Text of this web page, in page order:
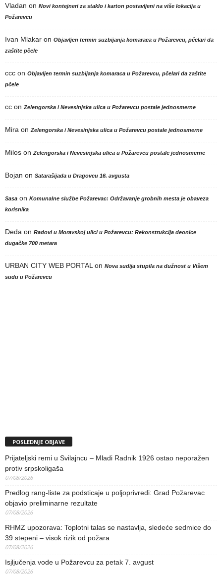
Vladan on Novi kontejneri za staklo i karton postavljeni na više lokacija u
Požarevcu
Ivan Mlakar on Objavljen termin suzbijanja komaraca u Požarevcu, pčelari da
zaštite pčele
ccc on Objavljen termin suzbijanja komaraca u Požarevcu, pčelari da zaštite
pčele
cc on Zelengorska i Nevesinjska ulica u Požarevcu postale jednosmerne
Mira on Zelengorska i Nevesinjska ulica u Požarevcu postale jednosmerne
Milos on Zelengorska i Nevesinjska ulica u Požarevcu postale jednosmerne
Bojan on Satarašijada u Dragovcu 16. avgusta
Sasa on Komunalne službe Požarevac: Održavanje grobnih mesta je obaveza
korisnika
Deda on Radovi u Moravskoj ulici u Požarevcu: Rekonstrukcija deonice
dugačke 700 metara
URBAN CITY WEB PORTAL on Nova sudija stupila na dužnost u Višem
sudu u Požarevcu
POSLEDNJE OBJAVE
Prijateljski remi u Svilajncu – Mladi Radnik 1926 ostao neporažen
protiv srpskoligaša
07/08/2026
Predlog rang-liste za podsticaje u poljoprivredi: Grad Požarevac
objavio preliminarne rezultate
07/08/2026
RHMZ upozorava: Toplotni talas se nastavlja, sledeće sedmice do
39 stepeni – visok rizik od požara
07/08/2026
Isjljučenja vode u Požarevcu za petak 7. avgust
07/08/2026